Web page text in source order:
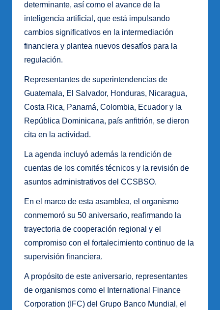
determinante, así como el avance de la
inteligencia artificial, que está impulsando
cambios significativos en la intermediación
financiera y plantea nuevos desafíos para la
regulación.
Representantes de superintendencias de
Guatemala, El Salvador, Honduras, Nicaragua,
Costa Rica, Panamá, Colombia, Ecuador y la
República Dominicana, país anfitrión, se dieron
cita en la actividad.
La agenda incluyó además la rendición de
cuentas de los comités técnicos y la revisión de
asuntos administrativos del CCSBSO.
En el marco de esta asamblea, el organismo
conmemoró su 50 aniversario, reafirmando la
trayectoria de cooperación regional y el
compromiso con el fortalecimiento continuo de la
supervisión financiera.
A propósito de este aniversario, representantes
de organismos como el International Finance
Corporation (IFC) del Grupo Banco Mundial, el